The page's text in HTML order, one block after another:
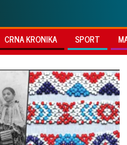
CRNA KRONIKA SPORT